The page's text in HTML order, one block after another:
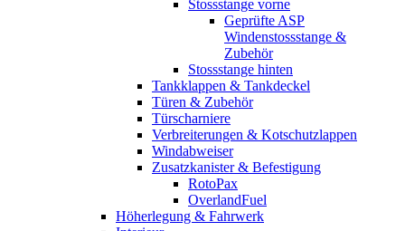
Stossstange vorne
Geprüfte ASP
Windenstossstange &
Zubehör
Stossstange hinten
Tankklappen & Tankdeckel
Türen & Zubehör
Türscharniere
Verbreiterungen & Kotschutzlappen
Windabweiser
Zusatzkanister & Befestigung
RotoPax
OverlandFuel
Höherlegung & Fahrwerk